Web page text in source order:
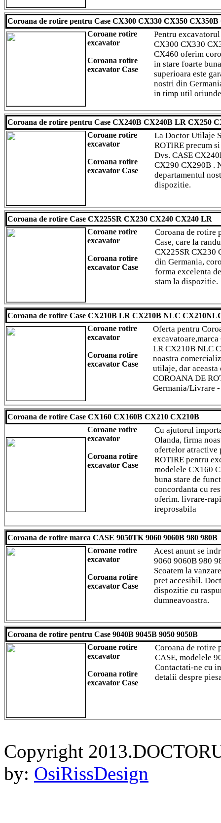
Coroana de rotire pentru Case CX300 CX330 CX350
Coroane rotire
excavator
Coroana rotire
excavator Case
Pentru
CX300 CX330
CX460 oferim
in stare foarte
superioara este
nostri din
in timp util
Coroana de rotire pentru Case CX240B CX240B LR CX250
Coroane rotire
excavator
Coroana rotire
excavator Case
La Doctor Utilaje
ROTIRE precum
Dvs. CASE
CX290 CX290B .
departamentul
dispozitie.
Coroana de rotire Case CX225SR CX230 CX240 CX240 LR
Coroane rotire
excavator
Coroana rotire
excavator Case
Coroana de rotire
Case, care la
CX225SR CX230
din Germania,
forma excelenta
stam la dispozitie.
Coroana de rotire Case CX210B LR CX210B NLC
Coroane rotire
excavator
Coroana rotire
excavator Case
Oferta pentru
LR CX210B NLC
noastra
utilaje, dar
COROANA DE
Germania/Livrare
Coroana de rotire Case CX160 CX160B CX210 CX210B
Coroane rotire
excavator
Coroana rotire
excavator Case
Cu ajutorul
Olanda, firma
ofertelor atractive
ROTIRE pentru
modelele CX160
buna stare de
concordanta cu
oferim. livrare-
ireprosabila
Coroana de rotire marca CASE 9050TK 9060 9060B 980 980B
Coroane rotire
excavator
Coroana rotire
excavator Case
Acest anunt se
9060 9060B 980
Scoatem la
pret accesibil.
dispozitie cu
dumneavoastra.
Coroana de rotire pentru Case 9040B 9045B 9050 9050B
Coroane rotire
excavator
Coroana rotire
excavator Case
Coroana de rotire
CASE, modelele
Contactati-ne cu
detalii despre
Copyright
by: OsiRissDesign